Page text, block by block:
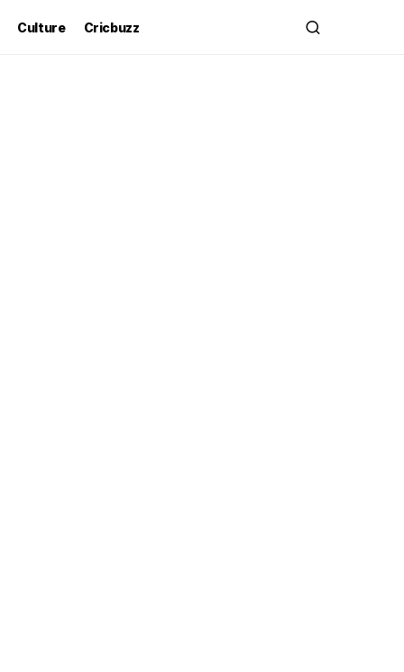
Culture Cricbuzz